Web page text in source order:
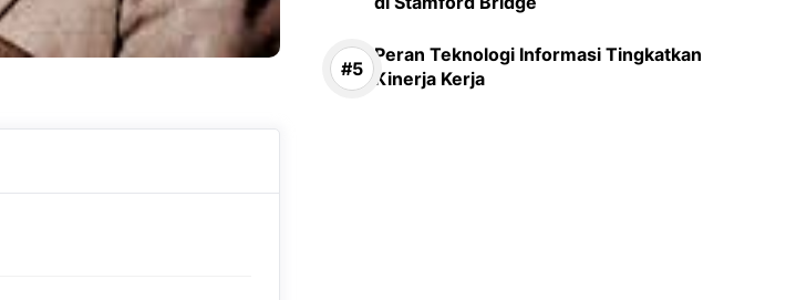
Peran Teknologi Informasi Tingkatkan
Kinerja Kerja